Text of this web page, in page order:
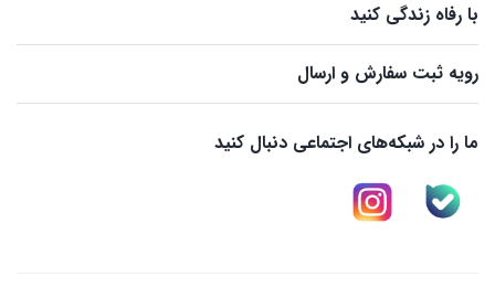
با رفاه زندگی کنید
رویه ثبت سفارش و ارسال
ما را در شبکه‌های اجتماعی دنبال کنید